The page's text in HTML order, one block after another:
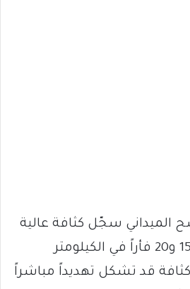
الميداني سجّل كثافة عالية
للفئران تراوحت بين 15 و20 فأراً في الكيلومتر
كثافة قد تشكل تهديداً مباشراً